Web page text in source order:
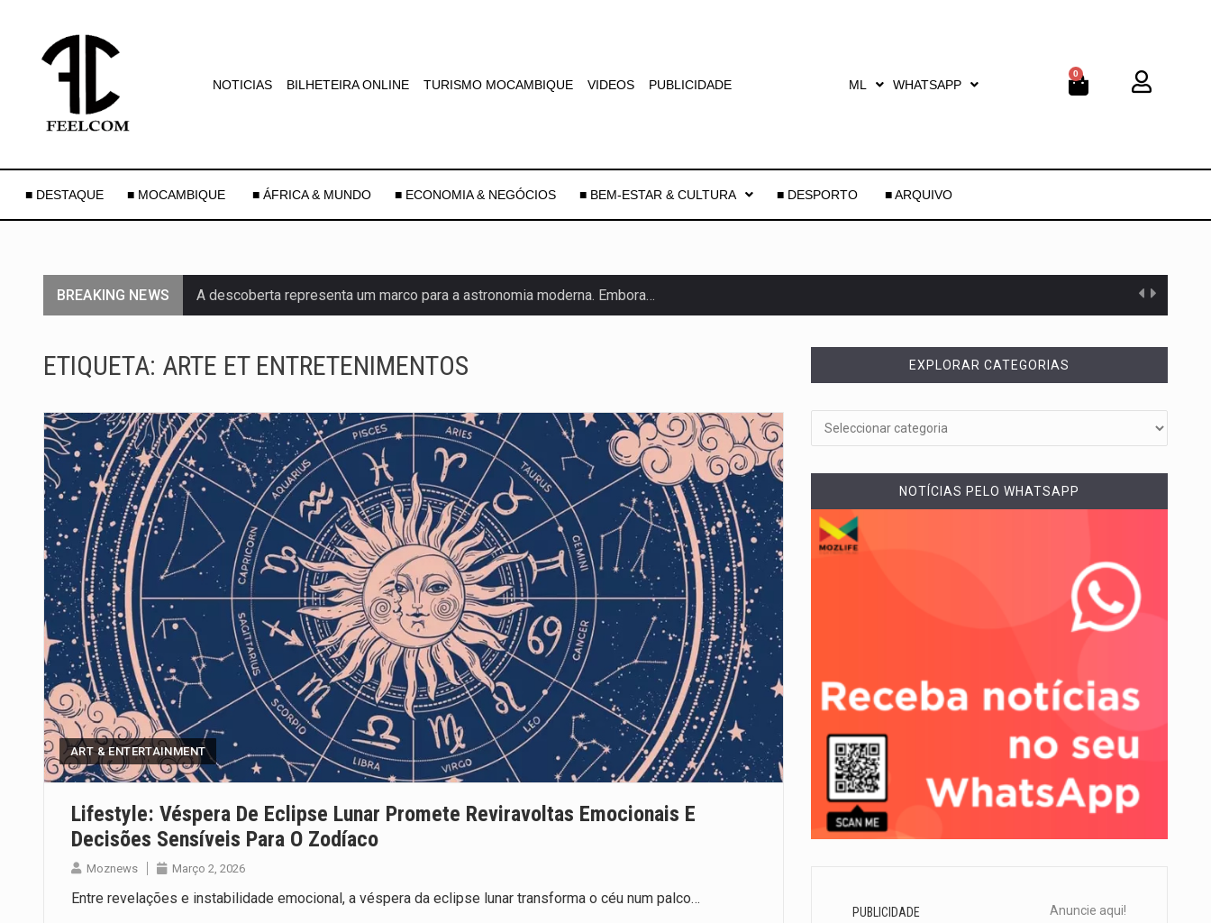
NOTICIAS BILHETEIRA ONLINE TURISMO MOCAMBIQUE VIDEOS PUBLICIDADE ML WHATSAPP
0
■ DESTAQUE ■ MOCAMBIQUE ■ ÁFRICA & MUNDO ■ ECONOMIA & NEGÓCIOS ■ BEM-ESTAR & CULTURA ■ DESPORTO ■ ARQUIVO
BREAKING NEWS A descoberta representa um marco para a astronomia moderna. Embora…
De acordo com as autoridades de saúde da Faixa de…
Um dos casos mais graves envolveu a residência de Sam…
A cidade de Bunia, capital da província de Ituri, tornou-se…
O pagamento marca o desfecho de um dos processos mais…
O programa, cuja implementação está prevista entre abril de 2026…
A nova legislação estabelece um prazo de 180 dias para…
O Departamento de Estado norte-americano confirmou que cidadãos dos Estados…
A final coloca frente a frente duas equipas que chegaram…
ETIQUETA: ARTE ET ENTRETENIMENTOS
ART & ENTERTAINMENT
Lifestyle: Véspera De Eclipse Lunar Promete Reviravoltas Emocionais E
Decisões Sensíveis Para O Zodíaco
Moznews Março 2, 2026
Entre revelações e instabilidade emocional, a véspera da eclipse lunar transforma o céu num palco…
EXPLORAR CATEGORIAS
NOTÍCIAS PELO WHATSAPP
PUBLICIDADE Anuncie aqui!